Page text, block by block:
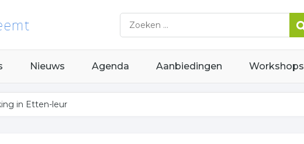
Nieuws Agenda Aanbiedingen Workshops
in Etten-leur